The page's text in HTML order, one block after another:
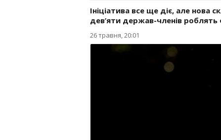
Ініціатива все ще діє, але нова
дев’яти держав-членів роблять
26 травня, 20:01